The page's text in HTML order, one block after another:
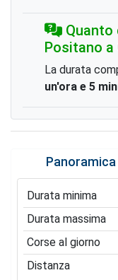
Quanto
Positano a
La durata
un'ora e 5
Durata minima
Durata massima
Corse al giorno
Distanza